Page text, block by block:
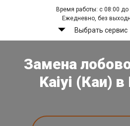
Время работы: с 08:00 до
Ежедневно, без
Выбрать сервис
Замена
Kaiyi (Каи)